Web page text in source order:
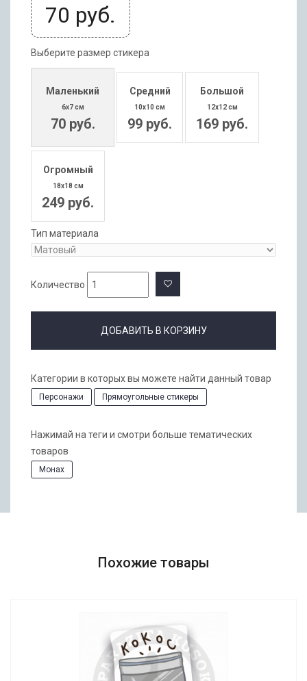
70 руб.
Выберите размер стикера
Маленький
6x7 см
70 руб.
Средний
10x10 см
99 руб.
Большой
12x12 см
169 руб.
Огромный
18x18 см
249 руб.
Тип материала
Количество
ДОБАВИТЬ В КОРЗИНУ
Категории в которых вы можете найти данный товар
Персонажи Прямоугольные стикеры
Нажимай на теги и смотри больше тематических
товаров
Монах
Похожие товары